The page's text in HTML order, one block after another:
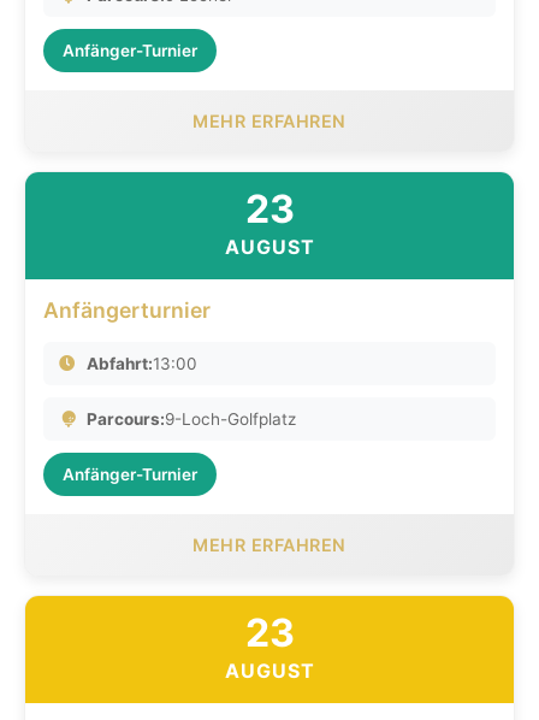
Anfänger-Turnier
MEHR ERFAHREN
23
AUGUST
Anfängerturnier
Abfahrt:13:00
Parcours:9-Loch-Golfplatz
Anfänger-Turnier
MEHR ERFAHREN
23
AUGUST